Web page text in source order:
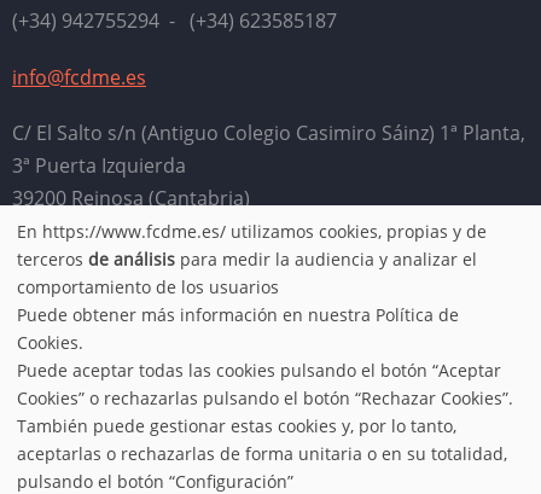
(+34) 942755294 - (+34) 623585187
info@fcdme.es
C/ El Salto s/n (Antiguo Colegio Casimiro Sáinz) 1ª Planta,
3ª Puerta Izquierda
39200 Reinosa (Cantabria)
Horario: Lunes, miércoles, jueves y viernes de 9:00 a
13:00. Martes de 16:00 a 20:00
Aviso legal
Política de cookies
© 2026 FCDME, All rights reserved.
Use
of
personal
data
En https://www.fcdme.es/ utilizamos cookies, propias y de
terceros de análisis para medir la audiencia y analizar el
comportamiento de los usuarios
Puede obtener más información en nuestra Política de
Cookies.
Puede aceptar todas las cookies pulsando el botón “Aceptar
Cookies” o rechazarlas pulsando el botón “Rechazar Cookies”.
También puede gestionar estas cookies y, por lo tanto,
aceptarlas o rechazarlas de forma unitaria o en su totalidad,
pulsando el botón “Configuración”